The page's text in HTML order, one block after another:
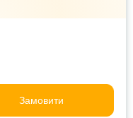
Замовити